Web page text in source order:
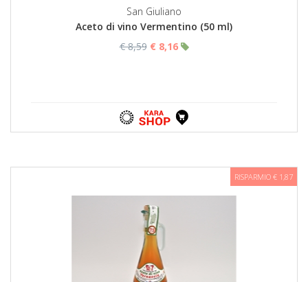
San Giuliano
Aceto di vino Vermentino (50 ml)
€ 8,59 € 8,16
RISPARMIO € 1,87